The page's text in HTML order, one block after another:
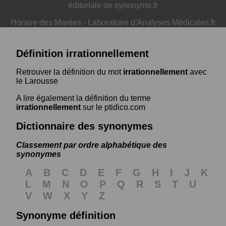
éditoriale de synonymo.fr
Horaire des Marées - Laboratoire d'Analyses Médicales.fr
Définition irrationnellement
Retrouver la définition du mot irrationnellement avec
le Larousse
A lire également la définition du terme
irrationnellement sur le ptidico.com
Dictionnaire des synonymes
Classement par ordre alphabétique des
synonymes
A B C D E F G H I J
K
L
M N O P Q R S T
U
V
W X Y
Z
Synonyme définition